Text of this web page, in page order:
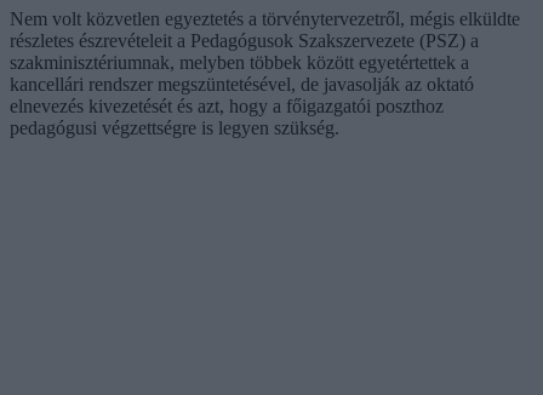
Nem volt közvetlen egyeztetés a törvénytervezetről, mégis elküldte
részletes észrevételeit a Pedagógusok Szakszervezete (PSZ) a
szakminisztériumnak, melyben többek között egyetértettek a
kancellári rendszer megszüntetésével, de javasolják az oktató
elnevezés kivezetését és azt, hogy a főigazgatói poszthoz
pedagógusi végzettségre is legyen szükség.